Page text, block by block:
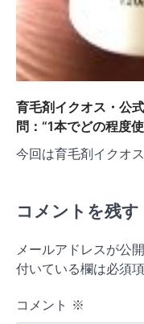
育毛剤イクオス・公
問：“1本でどの程度
今回は育毛剤イクオ
コメントを残す
メールアドレスが公
付いている欄は必須
コメント ※